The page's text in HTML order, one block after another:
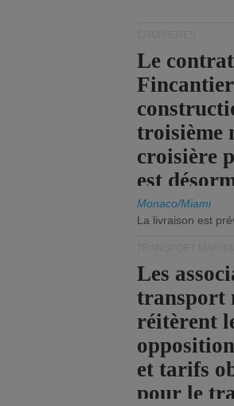
Le
troisième
croisière
est
vigueur.
Monaco/Miami
La livraison est
Les
transport
réitèrent
et tarifs
pour le